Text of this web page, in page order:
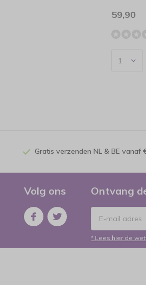
59,90
Gratis verzenden NL & BE vanaf
Volg ons Ontvang
* Lees hier de